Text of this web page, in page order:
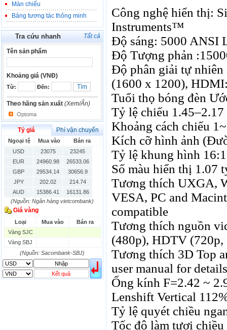
Màn chiếu
Bảng tương tác thông minh
Tra cứu nhanh Tất cả
Tên sản phẩm
Khoảng giá (VNĐ)
Từ: Đến:
Theo hãng sản xuất (Xem/Ẩn)
Optoma
Tỷ giá Phí vận chuyển
Ngoại tệ Mua vào
Bán ra
USD
23075
23245
EUR
24960.98
26533.06
GBP
29534.14
30656.9
JPY
202.02
214.74
AUD
15386.41
16131.86
HKD
2906.04
3028.6
SGD
16755.29
THB
666.2
786.99
CAD
CHF
DKK
0
3531.88
INR
KRW
18.01
(Nguồn: Ngân hàng vietcombank)
Giá vàng
Loại Mua vào
Bán ra
Vàng SJC
Vàng SBJ
(Nguồn: Sacombank-SBJ)
Kết quả
Công nghệ hiển thị:
Instruments™
Độ sáng: 5000 ANSI
Độ Tượng phản
Độ phân giải tự
(1600 x 1200),
Tuổi thọ bóng đèn
Tỷ lệ chiếu 1.45–2.17
Khoảng cách chiếu
Kích cỡ hình ảnh
Tỷ lệ khung hình
Số màu hiển thị 1.07
Tương thích UXGA,
VESA, PC and
compatible
Tương thích nguồn
(480p), HDTV
Tương thích 3D Top
user manual for
Ống kính F=2.42 ~
Lenshift Vertical
Tỷ lệ quyét chiều
Tốc độ làm tươi